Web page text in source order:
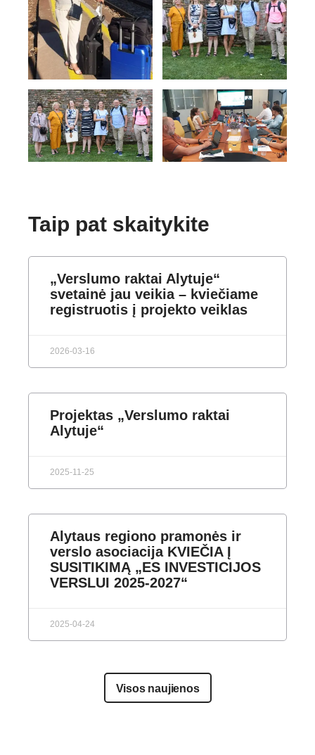
Taip pat skaitykite
„Verslumo raktai Alytuje“
svetainė jau veikia – kviečiame
registruotis į projekto veiklas
2026-03-16
Projektas „Verslumo raktai
Alytuje“
2025-11-25
Alytaus regiono pramonės ir
verslo asociacija KVIEČIA Į
SUSITIKIMĄ „ES INVESTICIJOS
VERSLUI 2025-2027“
2025-04-24
Visos naujienos